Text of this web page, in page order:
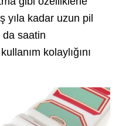
yıla kadar uzun pil
da saatin
kolaylığını